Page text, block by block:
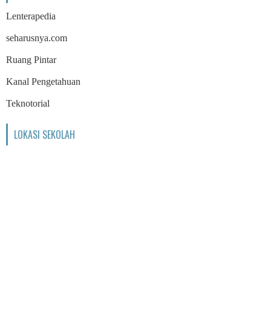
Lenterapedia
seharusnya.com
Ruang Pintar
Kanal Pengetahuan
Teknotorial
LOKASI SEKOLAH